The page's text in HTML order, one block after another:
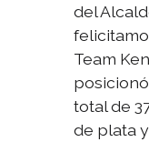
del
Team
total de
de plata